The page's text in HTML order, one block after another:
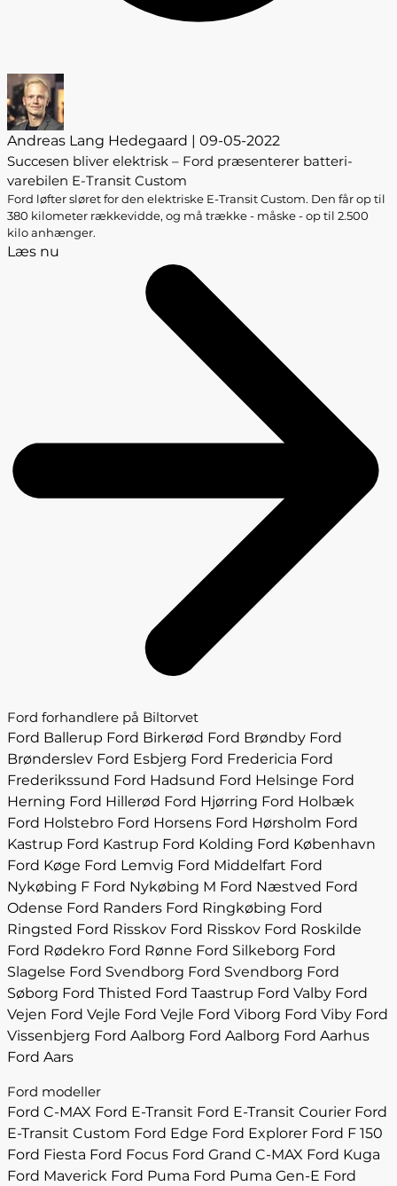
Andreas Lang Hedegaard | 09-05-2022
Succesen bliver elektrisk – Ford præsenterer batteri-
varebilen E-Transit Custom
Ford løfter sløret for den elektriske E-Transit Custom. Den får op til
380 kilometer rækkevidde, og må trække - måske - op til 2.500
kilo anhænger.
Læs nu
Ford forhandlere på Biltorvet
Ford Ballerup Ford Birkerød Ford Brøndby Ford
Brønderslev Ford Esbjerg Ford Fredericia Ford
Frederikssund Ford Hadsund Ford Helsinge Ford
Herning Ford Hillerød Ford Hjørring Ford Holbæk
Ford Holstebro Ford Horsens Ford Hørsholm Ford
Kastrup Ford Kastrup Ford Kolding Ford København
Ford Køge Ford Lemvig Ford Middelfart Ford
Nykøbing F Ford Nykøbing M Ford Næstved Ford
Odense Ford Randers Ford Ringkøbing Ford
Ringsted Ford Risskov Ford Risskov Ford Roskilde
Ford Rødekro Ford Rønne Ford Silkeborg Ford
Slagelse Ford Svendborg Ford Svendborg Ford
Søborg Ford Thisted Ford Taastrup Ford Valby Ford
Vejen Ford Vejle Ford Vejle Ford Viborg Ford Viby Ford
Vissenbjerg Ford Aalborg Ford Aalborg Ford Aarhus
Ford Aars
Ford modeller
Ford C-MAX Ford E-Transit Ford E-Transit Courier Ford
E-Transit Custom Ford Edge Ford Explorer Ford F 150
Ford Fiesta Ford Focus Ford Grand C-MAX Ford Kuga
Ford Maverick Ford Puma Ford Puma Gen-E Ford